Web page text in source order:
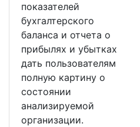
показателей
бухгалтерского
баланса и отчета о
прибылях и убытках
дать пользователям
полную картину о
состоянии
анализируемой
организации.